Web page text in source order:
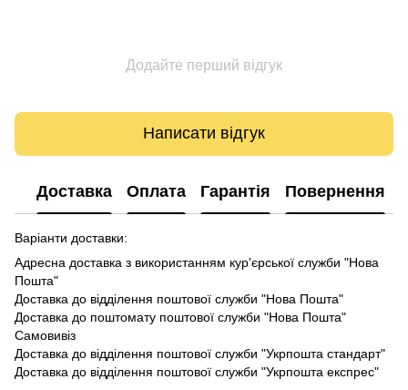
Додайте перший відгук
Написати відгук
Доставка Оплата Гарантія Повернення
Варіанти доставки:
Адресна доставка з використанням кур'єрської служби "Нова
Пошта"
Доставка до відділення поштової служби "Нова Пошта"
Доставка до поштомату поштової служби "Нова Пошта"
Самовивіз
Доставка до відділення поштової служби "Укрпошта стандарт"
Доставка до відділення поштової служби "Укрпошта експрес"